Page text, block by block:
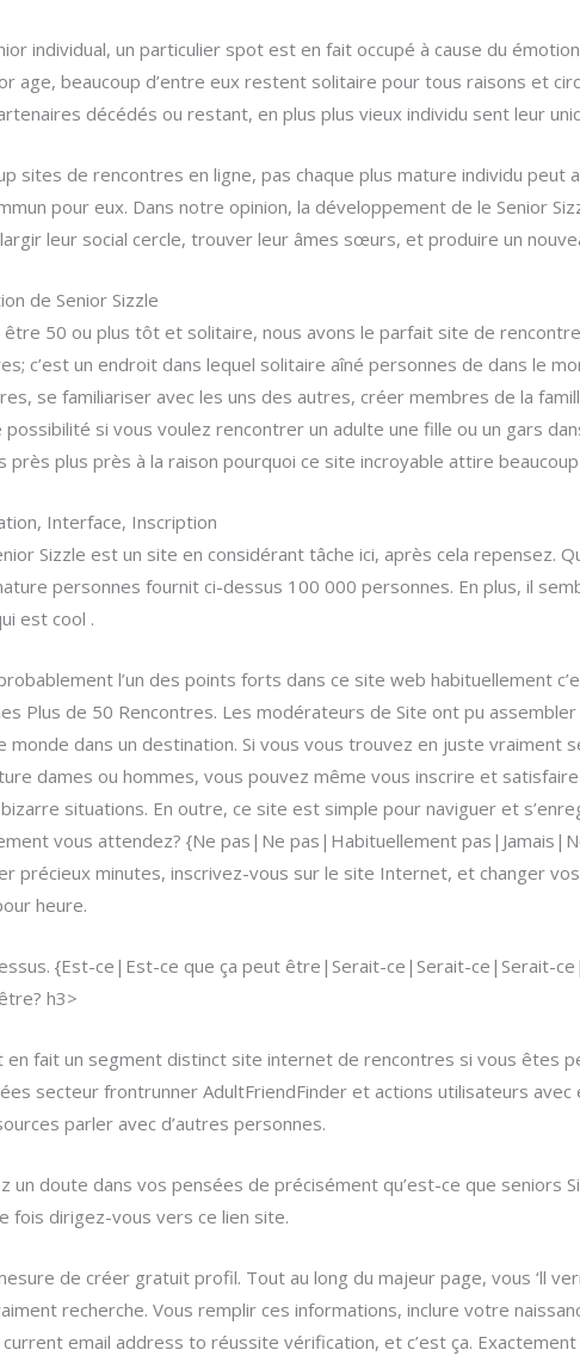
individual, un particulier spot est en fait occupé à cause du
age, beaucoup d’entre eux restent solitaire pour tous raisons et
décédés ou restant, en plus plus vieux individu sent leur
sites de rencontres en ligne, pas chaque plus mature individu
pour eux. Dans notre opinion, la développement de le Senior
leur social cercle, trouver leur âmes sœurs, et produire un
de Senior Sizzle
être 50 ou plus tôt et solitaire, nous avons le parfait site de
c’est un endroit dans lequel solitaire aîné personnes de dans le
se familiariser avec les uns des autres, créer membres de la
si vous voulez rencontrer un adulte une fille ou un gars
près plus près à la raison pourquoi ce site incroyable attire
Interface, Inscription
Sizzle est un site en considérant tâche ici, après cela repensez.
personnes fournit ci-dessus 100 000 personnes. En plus, il
est cool .
l’un des points forts dans ce site web habituellement
Plus de 50 Rencontres. Les modérateurs de Site ont pu
monde dans un destination. Si vous vous trouvez en juste vraiment
dames ou hommes, vous pouvez même vous inscrire et
situations. En outre, ce site est simple pour naviguer et
vous attendez? {Ne pas|Ne pas|Habituellement
précieux minutes, inscrivez-vous sur le site Internet, et changer
heure.
{Est-ce|Est-ce que ça peut être|Serait-ce|Serait-ce|Serait-
h3>
en fait un segment distinct site internet de rencontres si vous êtes
secteur frontrunner AdultFriendFinder et actions utilisateurs
parler avec d’autres personnes.
un doute dans vos pensées de précisément qu’est-ce que seniors
fois dirigez-vous vers ce lien site.
de créer gratuit profil. Tout au long du majeur page, vous ‘ll
recherche. Vous remplir ces informations, inclure votre
email address to réussite vérification, et c’est ça. Exactement